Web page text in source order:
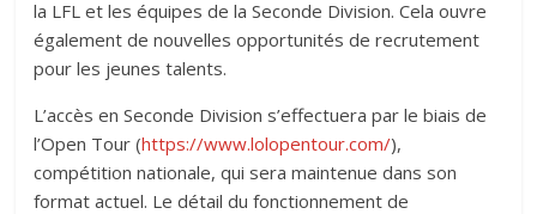
la LFL et les équipes de la Seconde Division. Cela ouvre
également de nouvelles opportunités de recrutement
pour les jeunes talents.
L’accès en Seconde Division s’effectuera par le biais de
l’Open Tour (https://www.lolopentour.com/),
compétition nationale, qui sera maintenue dans son
format actuel. Le détail du fonctionnement de